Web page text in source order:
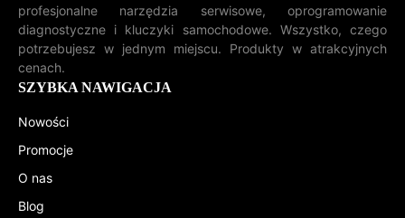
profesjonalne narzędzia serwisowe, oprogramowanie
diagnostyczne i kluczyki samochodowe. Wszystko, czego
potrzebujesz w jednym miejscu. Produkty w atrakcyjnych
cenach.
SZYBKA NAWIGACJA
Nowości
Promocje
O nas
Blog